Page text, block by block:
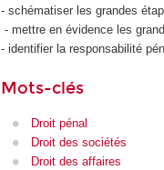
- schématiser les grandes
- mettre en évidence les
- identifier la responsabilité
Mots-clés
Droit pénal
Droit des sociétés
Droit des affaires